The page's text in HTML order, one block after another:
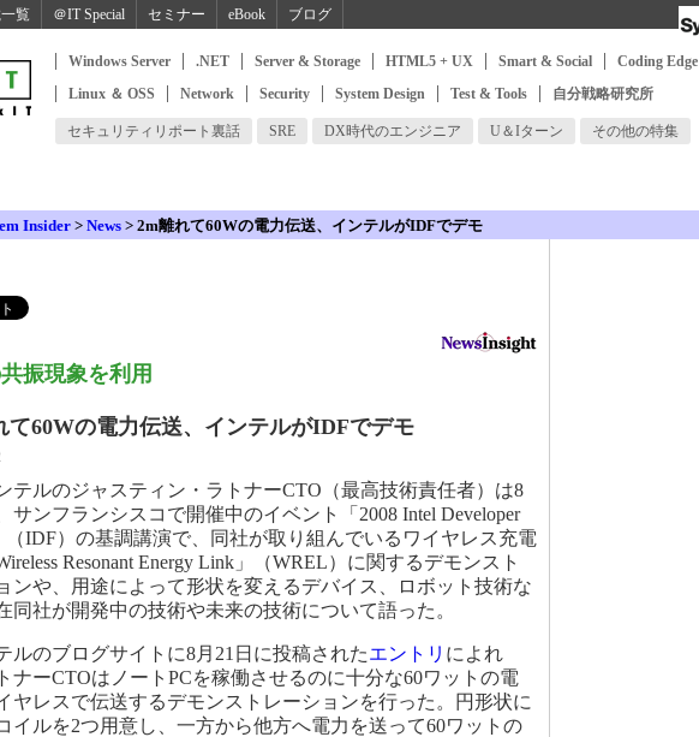
覧 ＠IT Special セミナー eBook ブログ
Windows Server .NET Server & Storage HTML5 + UX Smart & Social Coding Edge
Linux ＆ OSS
Network Security System Design Test & Tools 自分戦略研究所
セキュリティリポート裏話 SRE DX時代のエンジニア U＆Iターン その他の特集
Insider> News > 2m離れて60Wの電力伝送、インテルがIDFでデモ
振現象を利用
て60Wの電力伝送、インテルがIDFでデモ
テルのジャスティン・ラトナーCTO（最高技術責任者）は8
サンフランシスコで開催中のイベント「2008 Intel Developer
（IDF）の基調講演で、同社が取り組んでいるワイヤレス充電
Resonant Energy Link」（WREL）に関するデモンスト
ンや、用途によって形状を変えるデバイス、ロボット技術な
同社が開発中の技術や未来の技術について語った。
ルのブログサイトに8月21日に投稿されたエントリ によれ
ナーCTOはノートPCを稼働させるのに十分な60ワットの電
ヤレスで伝送するデモンストレーションを行った。円形状に
イルを2つ用意し、一方から他方へ電力を送って60ワットの